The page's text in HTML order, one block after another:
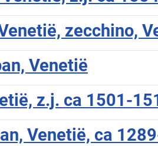
zecchino,
Venetië
z.j. ca 1501-
Venetië, ca